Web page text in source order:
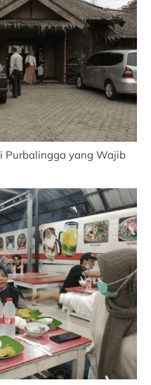
Purbalingga yang Wajib